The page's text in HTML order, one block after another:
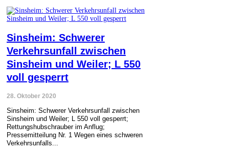
Sinsheim: Schwerer
Verkehrsunfall zwischen
Sinsheim und Weiler; L 550
voll gesperrt
28. Oktober 2020
Sinsheim: Schwerer Verkehrsunfall zwischen
Sinsheim und Weiler; L 550 voll gesperrt;
Rettungshubschrauber im Anflug;
Pressemitteilung Nr. 1 Wegen eines schweren
Verkehrsunfalls...